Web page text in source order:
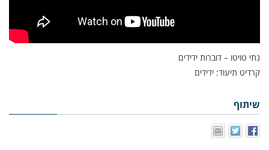
נתי טויטו – דוברות ידידים
קרדיט תיעוד: ידידים
שיתוף